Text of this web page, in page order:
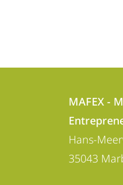
Informationen
MAFEX
Marburger
MAFEX -
Hans-
35043